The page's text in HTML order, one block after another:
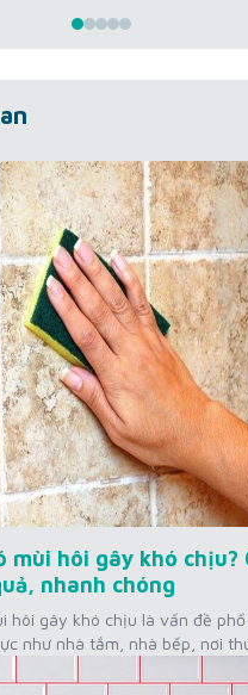
01 người Thời gian làm việc:
mùi hôi gây khó chịu?
nhanh chóng
hôi gây khó chịu là vấn đề
như nhà tắm, nhà bếp, nơi
độ ẩm và dễ bám bẩn. Mùi
chỉ làm mất vệ sinh mà còn